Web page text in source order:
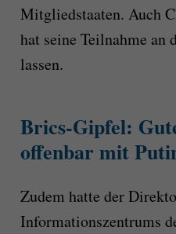
Mitgliedstaaten. Auch
hat seine Teilnahme
lassen.
Brics-Gipfel:
offenbar mit
Zudem hatte der
Informationszentrums